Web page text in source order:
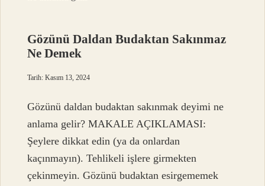
Gözünü Daldan Budaktan Sakınmaz
Ne Demek
Tarih: Kasım 13, 2024
Gözünü daldan budaktan sakınmak deyimi ne
anlama gelir? MAKALE AÇIKLAMASI:
Şeylere dikkat edin (ya da onlardan
kaçınmayın). Tehlikeli işlere girmekten
çekinmeyin. Gözünü budaktan esirgememek